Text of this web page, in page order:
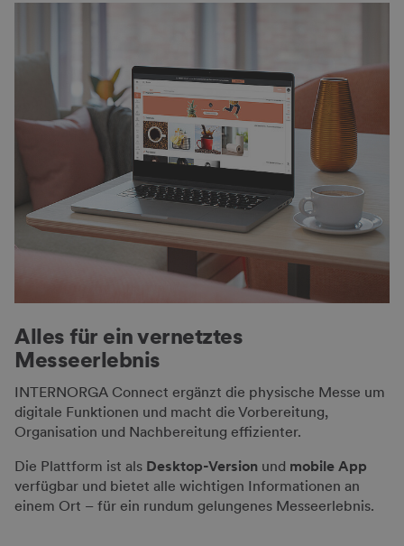
Alles für ein vernetztes
Messeerlebnis
INTERNORGA Connect ergänzt die physische Messe um
digitale Funktionen und macht die Vorbereitung,
Organisation und Nachbereitung effizienter.
Die Plattform ist als Desktop-Version und mobile App
verfügbar und bietet alle wichtigen Informationen an
einem Ort – für ein rundum gelungenes Messeerlebnis.